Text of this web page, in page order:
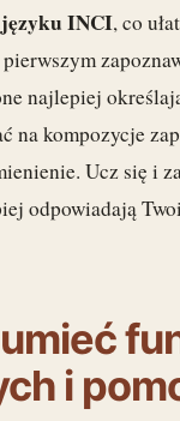
języku INCI, co
najlepiej
na kompozycje
Ucz się i
odpowiadają
i